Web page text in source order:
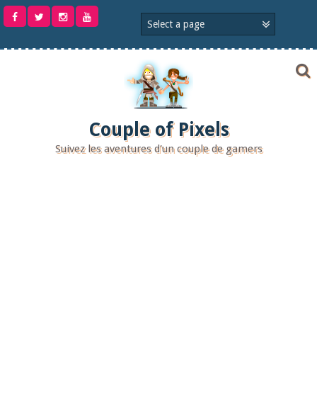
Aller
Couple of Pixels
Suivez les aventures d'un couple de gamers